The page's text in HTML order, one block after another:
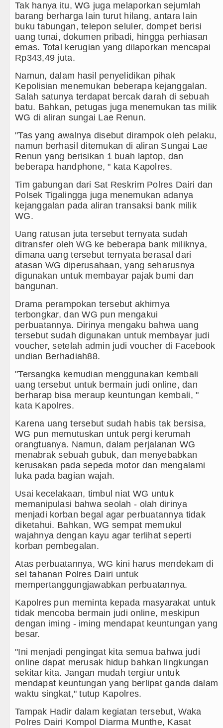
Tak hanya itu, WG juga melaporkan sejumlah
barang berharga lain turut hilang, antara lain
buku tabungan, telepon seluler, dompet berisi
uang tunai, dokumen pribadi, hingga perhiasan
emas. Total kerugian yang dilaporkan mencapai
Rp343,49 juta.
Namun, dalam hasil penyelidikan pihak
Kepolisian menemukan beberapa kejanggalan.
Salah satunya terdapat bercak darah di sebuah
batu. Bahkan, petugas juga menemukan tas milik
WG di aliran sungai Lae Renun.
"Tas yang awalnya disebut dirampok oleh pelaku,
namun berhasil ditemukan di aliran Sungai Lae
Renun yang berisikan 1 buah laptop, dan
beberapa handphone, " kata Kapolres.
Tim gabungan dari Sat Reskrim Polres Dairi dan
Polsek Tigalingga juga menemukan adanya
kejanggalan pada aliran transaksi bank milik
WG.
Uang ratusan juta tersebut ternyata sudah
ditransfer oleh WG ke beberapa bank miliknya,
dimana uang tersebut ternyata berasal dari
atasan WG diperusahaan, yang seharusnya
digunakan untuk membayar pajak bumi dan
bangunan.
Drama perampokan tersebut akhirnya
terbongkar, dan WG pun mengakui
perbuatannya. Dirinya mengaku bahwa uang
tersebut sudah digunakan untuk membayar judi
voucher, setelah admin judi voucher di Facebook
undian Berhadiah88.
"Tersangka kemudian menggunakan kembali
uang tersebut untuk bermain judi online, dan
berharap bisa meraup keuntungan kembali, "
kata Kapolres.
Karena uang tersebut sudah habis tak bersisa,
WG pun memutuskan untuk pergi kerumah
orangtuanya. Namun, dalam perjalanan WG
menabrak sebuah gubuk, dan menyebabkan
kerusakan pada sepeda motor dan mengalami
luka pada bagian wajah.
Usai kecelakaan, timbul niat WG untuk
memanipulasi bahwa seolah - olah dirinya
menjadi korban begal agar perbuatannya tidak
diketahui. Bahkan, WG sempat memukul
wajahnya dengan kayu agar terlihat seperti
korban pembegalan.
Atas perbuatannya, WG kini harus mendekam di
sel tahanan Polres Dairi untuk
mempertanggungjawabkan perbuatannya.
Kapolres pun meminta kepada masyarakat untuk
tidak mencoba bermain judi online, meskipun
dengan iming - iming mendapat keuntungan yang
besar.
"Ini menjadi pengingat kita semua bahwa judi
online dapat merusak hidup bahkan lingkungan
sekitar kita. Jangan mudah tergiur untuk
mendapat keuntungan yang berlipat ganda dalam
waktu singkat," tutup Kapolres.
Tampak Hadir dalam kegiatan tersebut, Waka
Polres Dairi Kompol Diarma Munthe, Kasat